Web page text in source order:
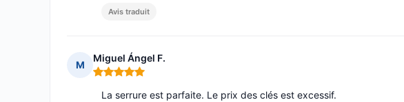
Avis traduit
M
Miguel Ángel F.
Note : 5 sur 5
La serrure est parfaite. Le prix des clés est excessif.